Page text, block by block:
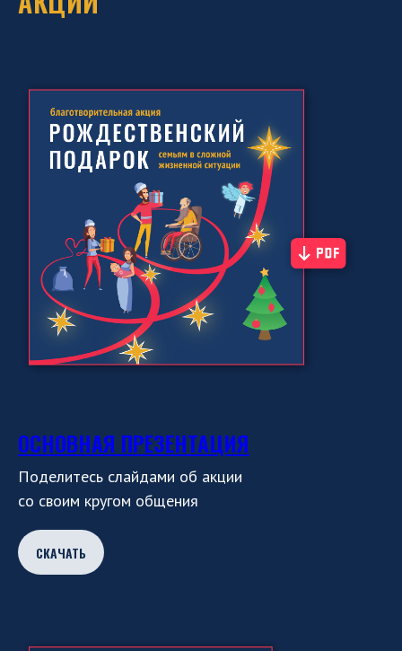
ОСНОВНАЯ ПРЕЗЕНТАЦИЯ
Поделитесь слайдами об акции
со своим кругом общения
СКАЧАТЬ